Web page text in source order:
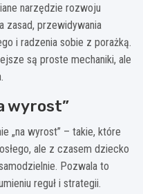
narzędzie rozwoju
zasad, przewidywania
i radzenia sobie z porażką.
są proste mechaniki, ale
wyrost”
„na wyrost” – takie, które
ale z czasem dziecko
Pozwala to
reguł i strategii.